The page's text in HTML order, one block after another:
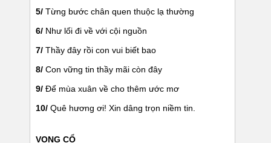
5/ Từng bước chân quen thuộc lạ thường
6/ Như lối đi về với cội nguồn
7/ Thầy đây rồi con vui biết bao
8/ Con vững tin thầy mãi còn đây
9/ Để mùa xuân về cho thêm ước mơ
10/ Quê hương ơi! Xin dâng trọn niềm tin.
VỌNG CỔ